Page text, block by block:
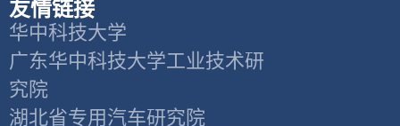
友情链接
华中科技大学
广东华中科技大学工业技术研
究院
湖北省专用汽车研究院